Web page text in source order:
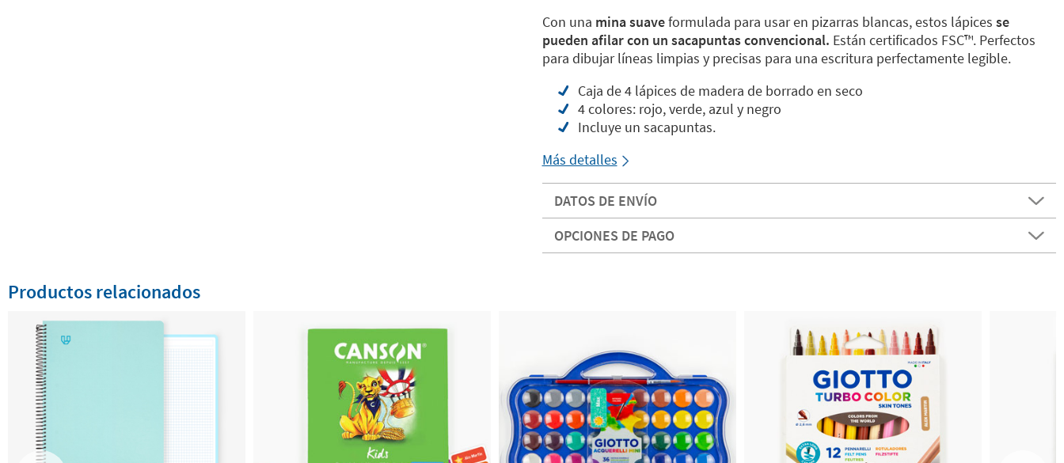
Con una mina suaveformulada para usar en pizarras blancas, estos lápices se
pueden afilar con un sacapuntas convencional. Están certificados FSC™️. Perfectos
para dibujar líneas limpias y precisas para una escritura perfectamente legible.
Caja de 4 lápices de madera de borrado en seco
4 colores: rojo, verde, azul y negro
Incluye un sacapuntas.
Más detalles
DATOS DE ENVÍO
OPCIONES DE PAGO
Productos relacionados